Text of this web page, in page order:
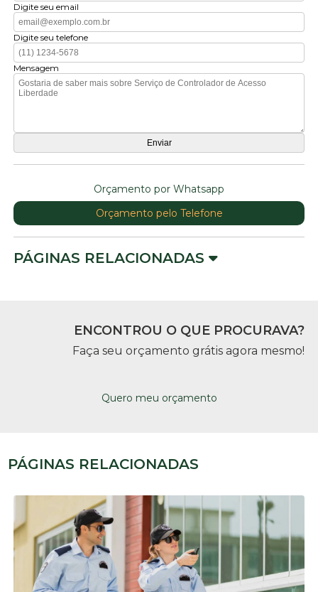
Digite seu email
Digite seu telefone
Mensagem
Orçamento por Whatsapp
Orçamento pelo Telefone
PÁGINAS RELACIONADAS
ENCONTROU O QUE PROCURAVA?
Faça seu orçamento grátis agora mesmo!
Quero meu orçamento
PÁGINAS RELACIONADAS